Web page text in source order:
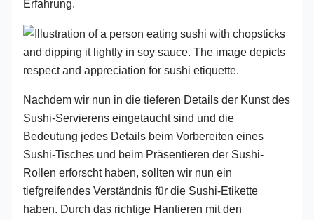
Erfahrung.
Nachdem wir nun in die tieferen Details der Kunst des
Sushi-Servierens eingetaucht sind und die
Bedeutung jedes Details beim Vorbereiten eines
Sushi-Tisches und beim Präsentieren der Sushi-
Rollen erforscht haben, sollten wir nun ein
tiefgreifendes Verständnis für die Sushi-Etikette
haben. Durch das richtige Hantieren mit den